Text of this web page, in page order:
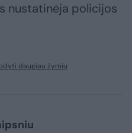
nustatinėja policijos
daugiau žymių